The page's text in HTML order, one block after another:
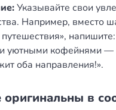
Указывайте свои
Например, вместо
уютными кофейнями —
оба направления!».
оригинальны в